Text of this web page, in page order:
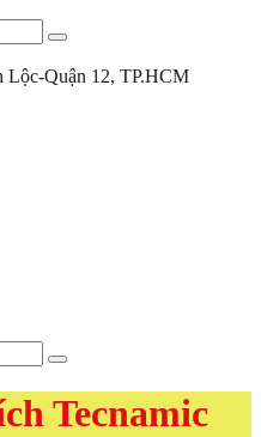
Lộc-Quận 12, TP.HCM
Tecnamic